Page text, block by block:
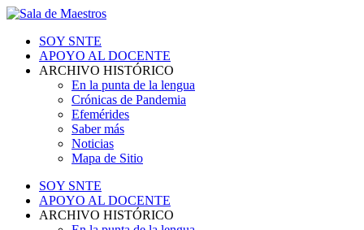
SOY SNTE
APOYO AL DOCENTE
ARCHIVO HISTÓRICO
En la punta de la lengua
Crónicas de Pandemia
Efemérides
Saber más
Noticias
Mapa de Sitio
SOY SNTE
APOYO AL DOCENTE
ARCHIVO HISTÓRICO